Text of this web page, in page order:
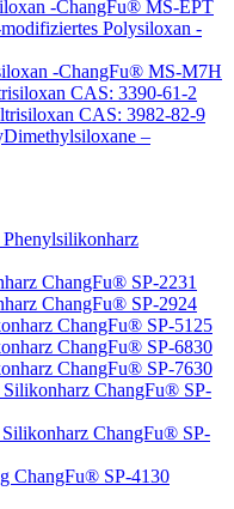
-ChangFu® MS-EPT
Polysiloxan -
-ChangFu® MS-M7H
CAS: 3390-61-2
CAS: 3982-82-9
–
Phenylsilikonharz
ChangFu® SP-2231
ChangFu® SP-2924
ChangFu® SP-5125
ChangFu® SP-6830
ChangFu® SP-7630
Silikonharz ChangFu® SP-
Silikonharz ChangFu® SP-
ChangFu® SP-4130